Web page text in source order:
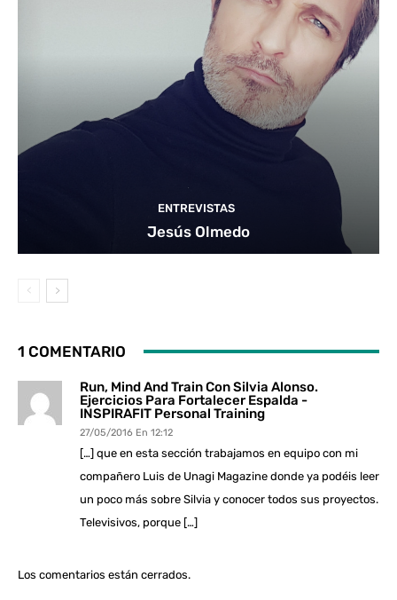
ENTREVISTAS
Jesús Olmedo
1 COMENTARIO
Run, Mind And Train Con Silvia Alonso.
Ejercicios Para Fortalecer Espalda -
INSPIRAFIT Personal Training
27/05/2016 En 12:12
[…] que en esta sección trabajamos en equipo con mi
compañero Luis de Unagi Magazine donde ya podéis leer
un poco más sobre Silvia y conocer todos sus proyectos.
Televisivos, porque […]
Los comentarios están cerrados.